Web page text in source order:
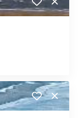
Close
Close